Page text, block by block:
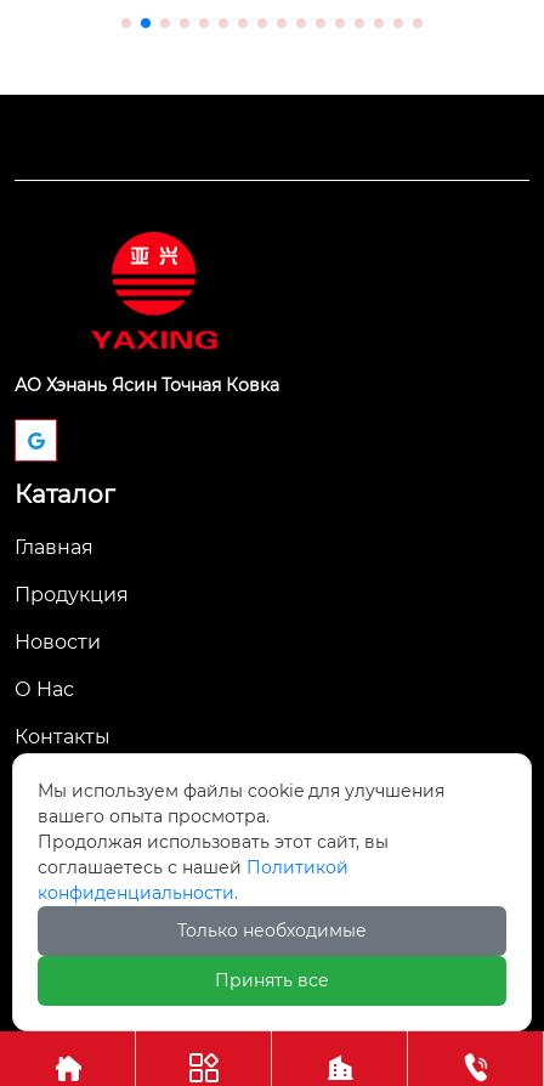
АО Хэнань Ясин Точная Ковка
Каталог
Главная
Продукция
Новости
О Hас
Контакты
Контакты

Пров. Хэнань, г. Цзяоцзо, уезд Учжи, промзона
Чжаньдянь, ул. Промышленная Средняя
+86-18237110602
Авторское право©АО Хэнань Ясин Точная Ковка
   
Мы используем файлы cookie для улучшения
вашего опыта просмотра.
Продолжая использовать этот сайт, вы
соглашаетесь с нашей Политикой
конфиденциальности.
Только необходимые
Принять все